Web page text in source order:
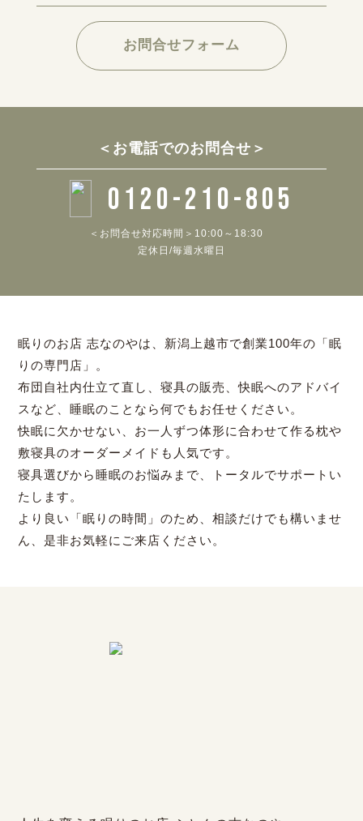
お問合せフォーム
＜お電話でのお問合せ＞
0120-210-805
＜お問合せ対応時間＞10:00～18:30
定休日/毎週水曜日
眠りのお店 志なのやは、新潟上越市で創業100年の「眠
りの専門店」。
布団自社内仕立て直し、寝具の販売、快眠へのアドバイ
スなど、睡眠のことなら何でもお任せください。
快眠に欠かせない、お一人ずつ体形に合わせて作る枕や
敷寝具のオーダーメイドも人気です。
寝具選びから睡眠のお悩みまで、トータルでサポートい
たします。
より良い「眠りの時間」のため、相談だけでも構いませ
ん、是非お気軽にご来店ください。